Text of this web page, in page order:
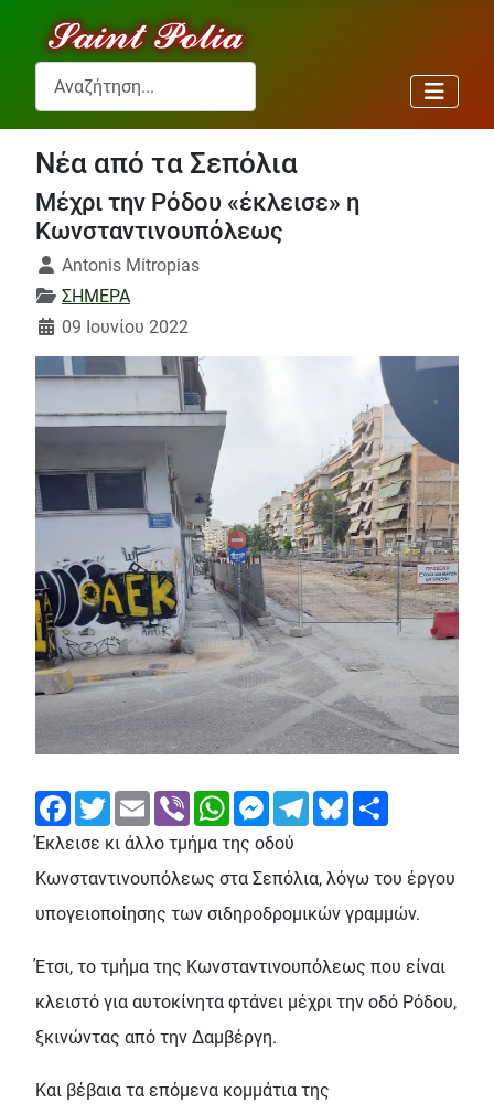
Αναζήτηση...
Νέα από τα Σεπόλια
Μέχρι την Ρόδου «έκλεισε» η
Κωνσταντινουπόλεως
Λεπτομέρειες
Antonis Mitropias
ΣΗΜΕΡΑ
09 Ιουνίου 2022
FacebookTwitterEmail Viber WhatsAppMessengerTelegramBluesky
Έκλεισε κι άλλο τμήμα της οδού
Κωνσταντινουπόλεως στα Σεπόλια, λόγω του έργου
υπογειοποίησης των σιδηροδρομικών γραμμών.
Έτσι, το τμήμα της Κωνσταντινουπόλεως που είναι
κλειστό για αυτοκίνητα φτάνει μέχρι την οδό Ρόδου,
ξκινώντας από την Δαμβέργη.
Και βέβαια τα επόμενα κομμάτια της